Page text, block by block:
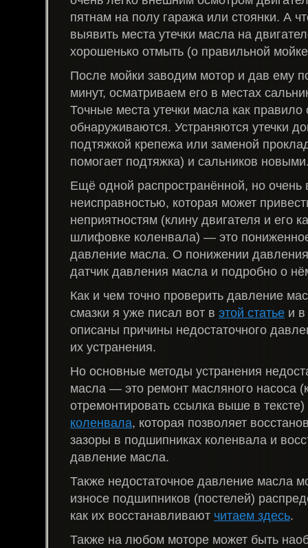
пятнам на полу гаража или стоянки. А
выявить места утечки масла на
хорошенько отмыть (о правильной
После мойки заводим мотор и дав ему
минут, осматриваем его в местах
Точные места утечки масла как правило
обнаруживаются. Устраняются утечки
подтяжкой крепежа или заменой
помогает подтяжка) и сальников
Ещё одной распространённой, но очень
неисправностью, которая может
неприятностям (клину двигателя и его
шлифовке коленвала) — это
давление масла. О понижении
датчик давления масла и подробно о
Как и чем точно проверить давление
смазки я уже писал вот в этой статье и
описаны причины недостаточного
их устранения.
Но основные методы устранения
масла — это ремонт масляного насоса
отремонтировать ссылка выше в
коленвала, которая позволяет
зазоры в подшипниках коленвала и
давление масла.
Также недостаточное давление масла
износе подшипников (постелей)
как их восстанавливают читаем здесь.
Также на любом моторе может быть